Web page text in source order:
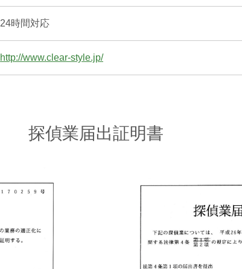
24時間対応
http://www.clear-style.jp/
探偵業届出証明書